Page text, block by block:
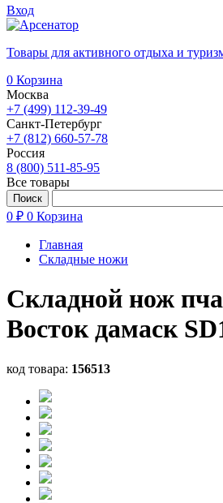
Вход
Товары для активного отдыха и
0 Корзина
Москва
+7 (499) 112-39-49
Санкт-Петербург
+7 (812) 660-57-78
Россия
8 (800) 511-85-95
Все товары
0 ₽ 0 Корзина
Главная
Складные ножи
Складной нож
Восток дамаск
код товара: 156513